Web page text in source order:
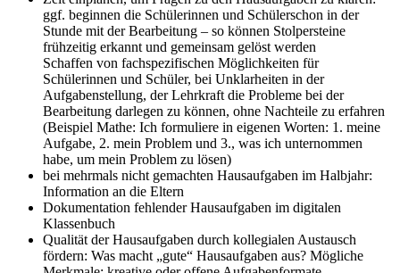
ggf. beginnen die Schülerinnen und Schülerschon in der
Stunde mit der Bearbeitung – so können Stolpersteine
frühzeitig erkannt und gemeinsam gelöst werden
Schaffen von fachspezifischen Möglichkeiten für
Schülerinnen und Schüler, bei Unklarheiten in der
Aufgabenstellung, der Lehrkraft die Probleme bei der
Bearbeitung darlegen zu können, ohne Nachteile zu erfahren
(Beispiel Mathe: Ich formuliere in eigenen Worten: 1. meine
Aufgabe, 2. mein Problem und 3., was ich unternommen
habe, um mein Problem zu lösen)
bei mehrmals nicht gemachten Hausaufgaben im Halbjahr:
Information an die Eltern
Dokumentation fehlender Hausaufgaben im digitalen
Klassenbuch
Qualität der Hausaufgaben durch kollegialen Austausch
fördern: Was macht „gute“ Hausaufgaben aus? Mögliche